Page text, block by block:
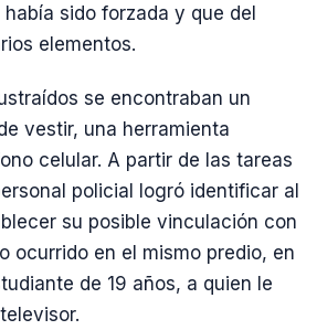
sido forzada y que del
elementos.
se encontraban un
vestir, una herramienta
celular. A partir de las tareas
policial logró identificar al
su posible vinculación con
ocurrido en el mismo predio, en
de 19 años, a quien le